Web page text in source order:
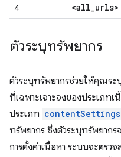
4 <all_urls>
ตัวระบุทรัพยากร
ตัวระบุทรัพยากรช่วยให้คุณระ
ที่เฉพาะเจาะจงของประเภท
ประเภท
ทรัพยากร ซึ่งตัวระบุทรัพยากร
การตั้งค่าเนื้อหา ระบบจะตรว